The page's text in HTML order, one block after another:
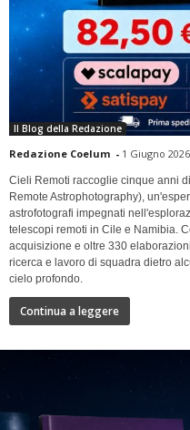
Il Blog della Redazione
Redazione Coelum - 1 Giugno 2026
Cieli Remoti raccoglie cinque anni
Remote Astrophotography),
astrofotografi impegnati
telescopi remoti in Cile e Namibia.
acquisizione e oltre 330
ricerca e lavoro di squadra dietro
cielo profondo.
Continua a leggere